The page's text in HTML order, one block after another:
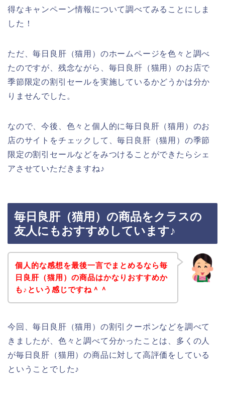
得なキャンペーン情報について調べてみることにしま
した！
ただ、毎日良肝（猫用）のホームページを色々と調べ
たのですが、残念ながら、毎日良肝（猫用）のお店で
季節限定の割引セールを実施しているかどうかは分か
りませんでした。
なので、今後、色々と個人的に毎日良肝（猫用）のお
店のサイトをチェックして、毎日良肝（猫用）の季節
限定の割引セールなどをみつけることができたらシェ
アさせていただきますね♪
毎日良肝（猫用）の商品をクラスの
友人にもおすすめしています♪
個人的な感想を最後一言でまとめるなら毎
日良肝（猫用）の商品はかなりおすすめか
も♪という感じですね＾＾
今回、毎日良肝（猫用）の割引クーポンなどを調べて
きましたが、色々と調べて分かったことは、多くの人
が毎日良肝（猫用）の商品に対して高評価をしている
ということでした♪